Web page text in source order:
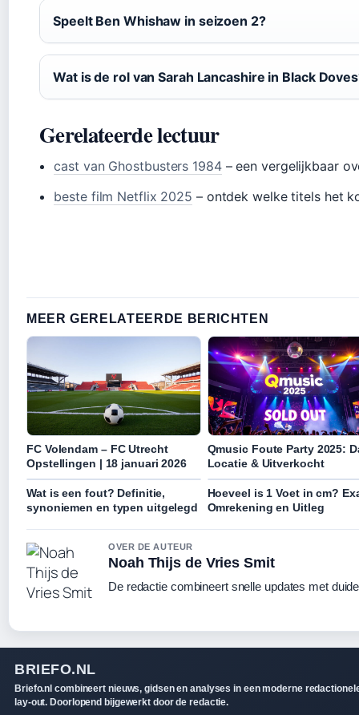
Speelt Ben Whishaw in seizoen 2?
Wat is de rol van Sarah Lancashire in Black
Gerelateerde lectuur
cast van Ghostbusters 1984– een vergelijkbaar
beste film Netflix 2025 – ontdek welke titels het
MEER GERELATEERDE BERICHTEN
FC Volendam – FC Utrecht
Opstellingen | 18 januari 2026
Qmusic Foute Party 2025:
Locatie & Uitverkocht
Wat is een fout? Definitie,
synoniemen en typen uitgelegd
Hoeveel is 1 Voet in cm?
Omrekening en Uitleg
OVER DE AUTEUR
Noah Thijs de Vries Smit
De redactie combineert snelle updates met
BRIEFO.NL
Briefo.nl combineert nieuws, gidsen en analyses in een moderne
lay-out. Doorlopend bijgewerkt door de redactie.